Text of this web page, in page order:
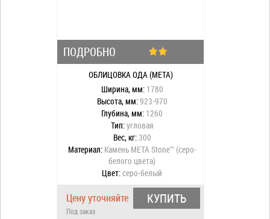
ПОДРОБНО
ОБЛИЦОВКА ОДА (МЕТА)
Ширина, мм: 1780
Высота, мм:923-970
Глубина, мм: 1260
Тип:угловая
Вес, кг:300
Материал: Камень META Stone™ (серо-
белого цвета)
Цвет:серо-белый
Цену уточняйте
Под заказ
КУПИТЬ